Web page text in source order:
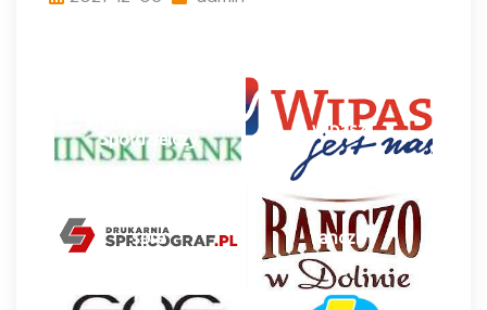
Spółdzielczy
wipasz
spre ranczo